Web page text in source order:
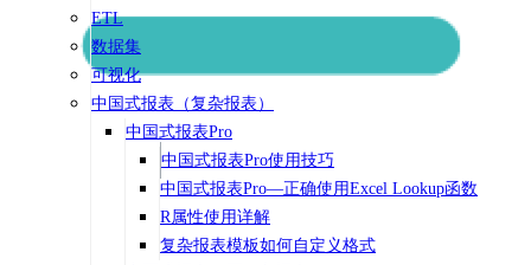
ETL
数据集
可视化
中国式报表（复杂报表）
中国式报表Pro
中国式报表Pro使用技巧
中国式报表Pro—正确使用Excel Lookup函数
R属性使用详解
复杂报表模板如何自定义格式